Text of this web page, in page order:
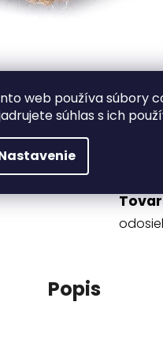
web používa súbory
súhlas s ich
Popis